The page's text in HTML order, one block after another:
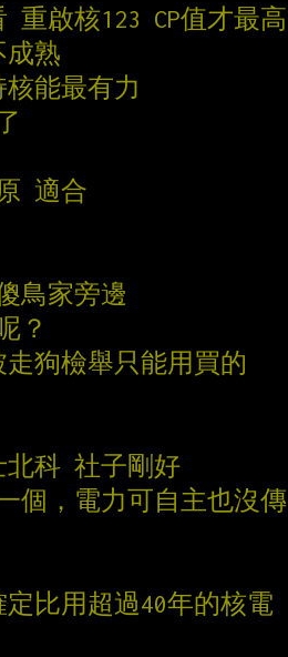
啟核123 CP值才最高
熟
能最有力
適合
鳥家旁邊
？
狗檢舉只能用買的
北科 社子剛好
個，電力可自主也沒傳
比用超過40年的核電